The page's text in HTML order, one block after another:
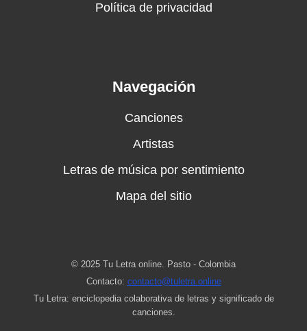
Política de privacidad
Navegación
Canciones
Artistas
Letras de música por sentimiento
Mapa del sitio
© 2025 Tu Letra online. Pasto - Colombia
Contacto: contacto@tuletra.online
Tu Letra: enciclopedia colaborativa de letras y significado de
canciones.